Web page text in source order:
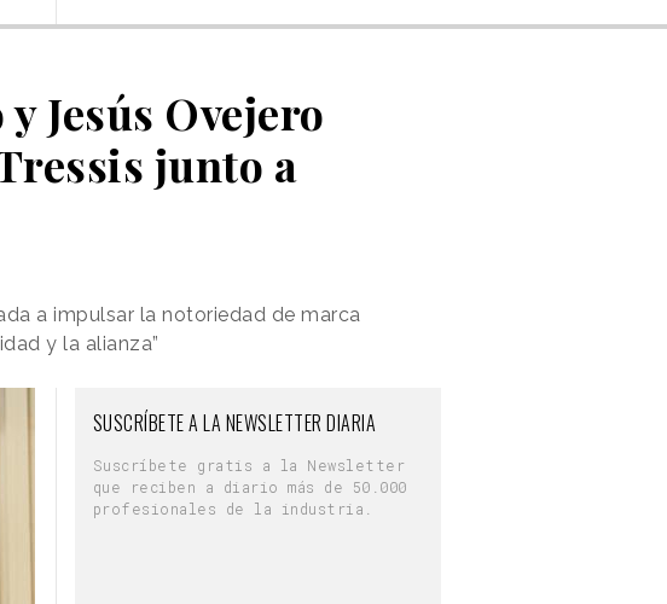
Jesús Ovejero
junto a
a impulsar la notoriedad de marca
y la alianza”
SUSCRÍBETE A LA NEWSLETTER DIARIA
Suscríbete gratis a la Newsletter
que reciben a diario más de 50.000
profesionales de la industria.